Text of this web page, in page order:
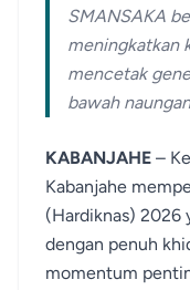
SMANSAKA
meningkatkan
mencetak
bawah
KABANJAHE –
Kabanjahe
(Hardiknas) 2026
dengan penuh
momentum